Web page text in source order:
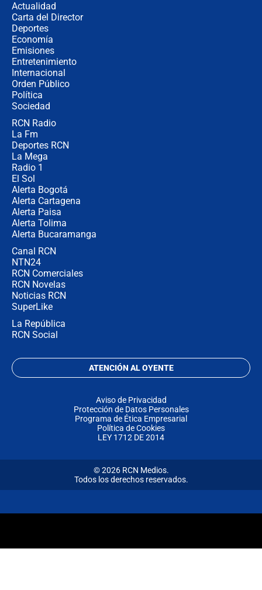
Actualidad
Carta del Director
Deportes
Economía
Emisiones
Entretenimiento
Internacional
Orden Público
Política
Sociedad
RCN Radio
La Fm
Deportes RCN
La Mega
Radio 1
El Sol
Alerta Bogotá
Alerta Cartagena
Alerta Paisa
Alerta Tolima
Alerta Bucaramanga
Canal RCN
NTN24
RCN Comerciales
RCN Novelas
Noticias RCN
SuperLike
La República
RCN Social
ATENCIÓN AL OYENTE
Aviso de Privacidad
Protección de Datos Personales
Programa de Ética Empresarial
Política de Cookies
LEY 1712 DE 2014
© 2026 RCN Medios.
Todos los derechos reservados.